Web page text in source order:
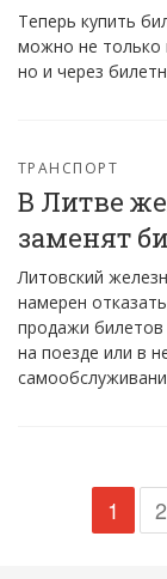
Теперь купить
можно не только
но и через
ТРАНСПОРТ
В Литве
заменят
Литовский
намерен
продажи билетов
на поезде или в
1 2